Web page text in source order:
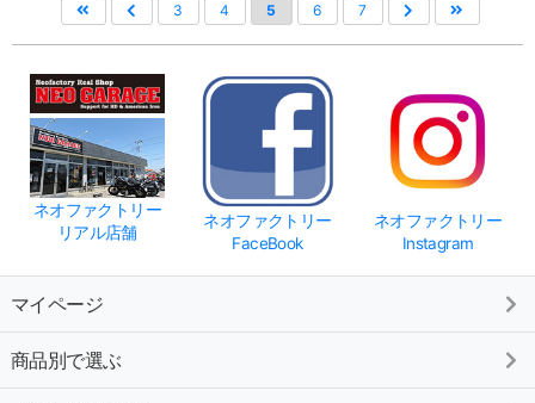
3 4 5 6 7
ネオファクトリー
リアル店舗
ネオファクトリー
FaceBook
ネオファクトリー
Instagram
マイページ
商品別で選ぶ